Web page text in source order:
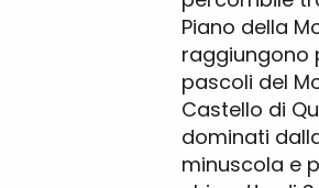
Piano della
raggiungono
pascoli del
Castello di
dominati
minuscola e